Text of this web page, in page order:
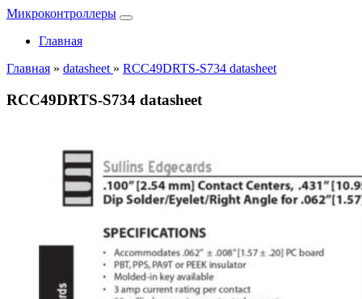
Микроконтроллеры
Главная
Главная » datasheet » RCC49DRTS-S734 datasheet
RCC49DRTS-S734 datasheet